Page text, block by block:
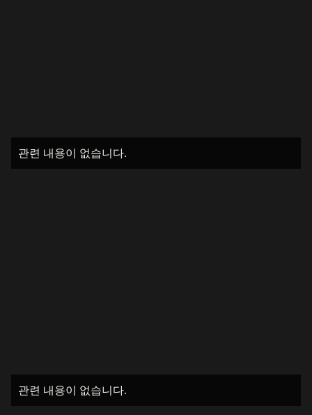
관련 내용이 없습니다.
관련 내용이 없습니다.